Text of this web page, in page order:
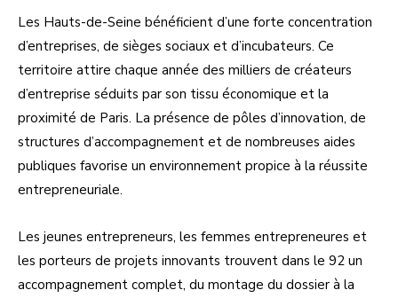
Les Hauts-de-Seine bénéficient d’une forte concentration
d’entreprises, de sièges sociaux et d’incubateurs. Ce
territoire attire chaque année des milliers de créateurs
d’entreprise séduits par son tissu économique et la
proximité de Paris. La présence de pôles d’innovation, de
structures d’accompagnement et de nombreuses aides
publiques favorise un environnement propice à la réussite
entrepreneuriale.
Les jeunes entrepreneurs, les femmes entrepreneures et
les porteurs de projets innovants trouvent dans le 92 un
accompagnement complet, du montage du dossier à la